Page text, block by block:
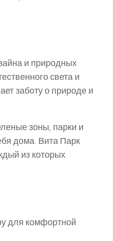
и природных
света и
заботу о природе и
зоны, парки и
дома. Вита Парк
из которых
для комфортной